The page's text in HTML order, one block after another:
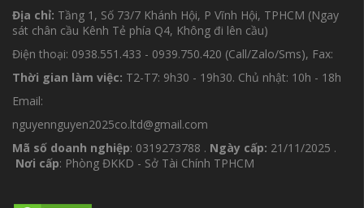
Địa chỉ: Tầng 1, Số 73/7 Khánh Hội, P Vĩnh Hội, TPHCM (Ngay
sát chân cầu Kênh Tẻ phía Q4, Không đi lên cầu)
Điện thoại: 0938.551.433 - 0939.750.420 (Call/Zalo/Sms), Fax:
Thời gian làm việc: T2-T7: 9h30 - 19h30. Chủ nhật: 10h - 18h
Email:
nguyennguyen2025co.ltd@gmail.com
Mã số doanh nghiệp: 0319273788 . Ngày cấp: 21/11/2025 .
Nơi cấp: Phòng ĐKKD - Sở Tài Chính TPHCM